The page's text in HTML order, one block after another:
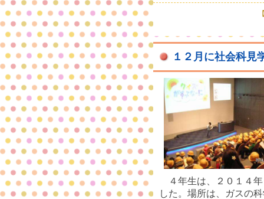
１２月に社会科見
４年生は、２０１４年
した。場所は、ガスの